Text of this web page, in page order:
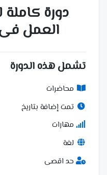
دورة
العمل
تشمل هذه الدورة
محاضرات
تمت إضافة بتاريخ
مهارات
لغة
حد اقصى